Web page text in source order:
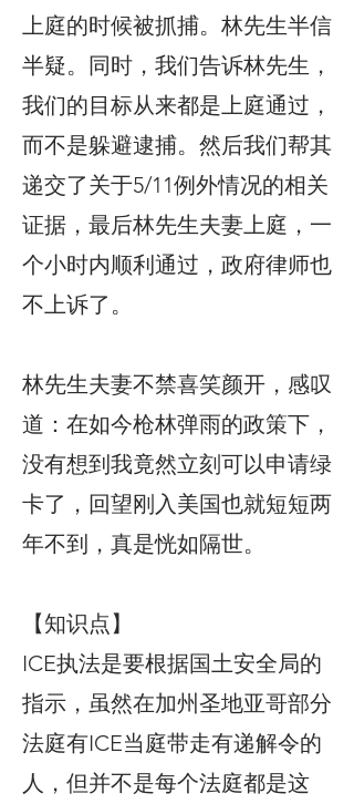
上庭的时候被抓捕。林先生半信
半疑。同时，我们告诉林先生，
我们的目标从来都是上庭通过，
而不是躲避逮捕。然后我们帮其
递交了关于5/11例外情况的相关
证据，最后林先生夫妻上庭，一
个小时内顺利通过，政府律师也
不上诉了。
林先生夫妻不禁喜笑颜开，感叹
道：在如今枪林弹雨的政策下，
没有想到我竟然立刻可以申请绿
卡了，回望刚入美国也就短短两
年不到，真是恍如隔世。
【知识点】
ICE执法是要根据国土安全局的
指示，虽然在加州圣地亚哥部分
法庭有ICE当庭带走有递解令的
人，但并不是每个法庭都是这